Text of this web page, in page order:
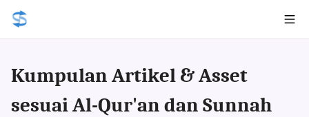
Kumpulan Artikel & Asset
sesuai Al-Qur'an dan Sunnah